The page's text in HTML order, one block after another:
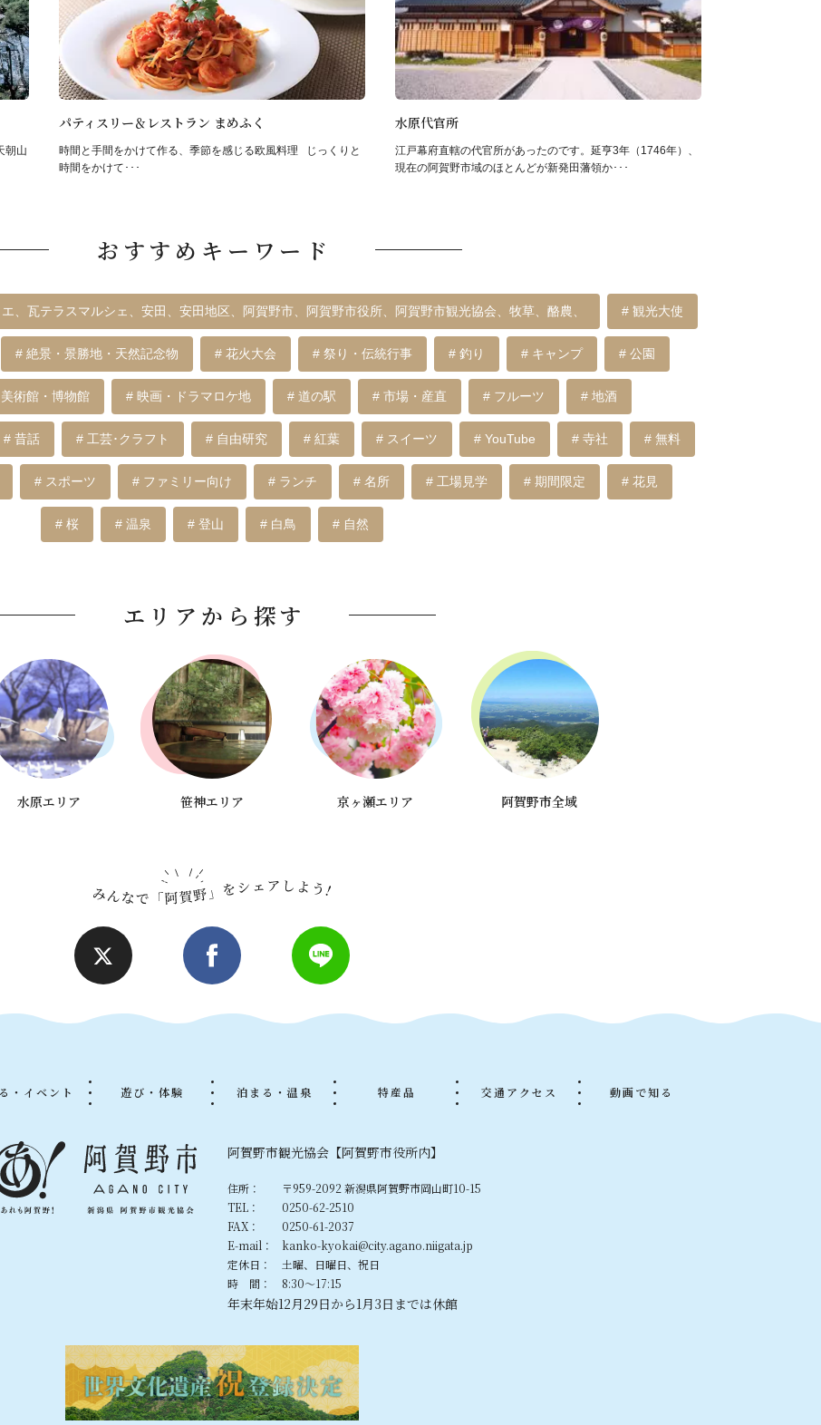
朝山
パティスリー＆レストラン まめふく
時間と手間をかけて作る、季節を感じる欧風料理 じっくりと
時間をかけて･･･
水原代官所
江戸幕府直轄の代官所があったのです。延亨3年（1746年）、
現在の阿賀野市域のほとんどが新発田藩領か･･･
おすすめキーワード
、瓦テラスマルシェ、安田、安田地区、阿賀野市、阿賀野市役所、阿賀野市観光協会、牧草、酪農、 # 観光大使
# 絶景・景勝地・天然記念物 # 花火大会 # 祭り・伝統行事 # 釣り # キャンプ # 公園
術館・博物館 # 映画・ドラマロケ地 # 道の駅 # 市場・産直 # フルーツ # 地酒
# 昔話 # 工芸･クラフト # 自由研究 # 紅葉 # スイーツ # YouTube # 寺社 # 無料
# スポーツ # ファミリー向け # ランチ # 名所 # 工場見学 # 期間限定 # 花見
# 桜 # 温泉 # 登山 # 白鳥 # 自然
エリアから探す
水原エリア 笹神エリア 京ヶ瀬エリア 阿賀野市全域
・イベント 遊び・体験 泊まる・温泉 特産品 交通アクセス 動画で知る
阿賀野市観光協会【阿賀野市役所内】
住所：
〒959-2092 新潟県阿賀野市岡山町10-15
TEL：
0250-62-2510
FAX：
0250-61-2037
E-mail：
kanko-kyokai@city.agano.niigata.jp
定休日：
土曜、日曜日、祝日
時 間：
8:30〜17:15
年末年始12月29日から1月3日までは休館